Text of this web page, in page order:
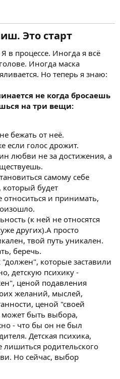
Это старт
в процессе. Иногда я всё
Иногда маска
Но теперь я знаю:
не когда бросаешь
на три вещи:
бежать от неё.
если голос дрожит.
любви не за достижения, а
самому себе
будет
относиться и принимать,
(к ней не относятся
других).А просто
твой путь уникален.
беречь.
которые заставили
детскую психику -
ценой подавления
желаний, мыслей,
ценой "своей
быть выбора,
- что бы он не был
Детская психика,
лишиться родительского
Но сейчас, выбор